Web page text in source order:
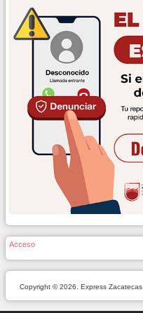
Acceso
Copyright © 2026. Express Zacatecas.